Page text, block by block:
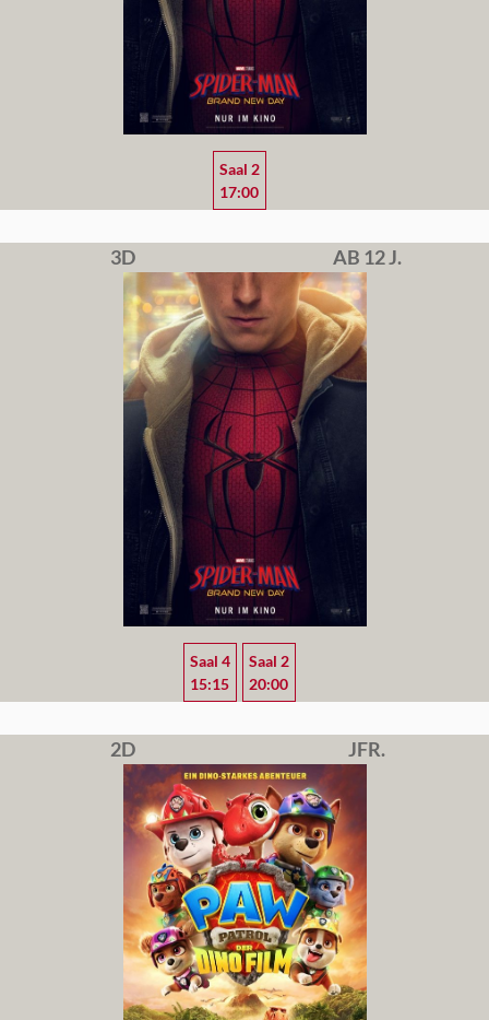
Saal 2
17:00
3D AB 12 J.
Saal 4
15:15
Saal 2
20:00
2D JFR.